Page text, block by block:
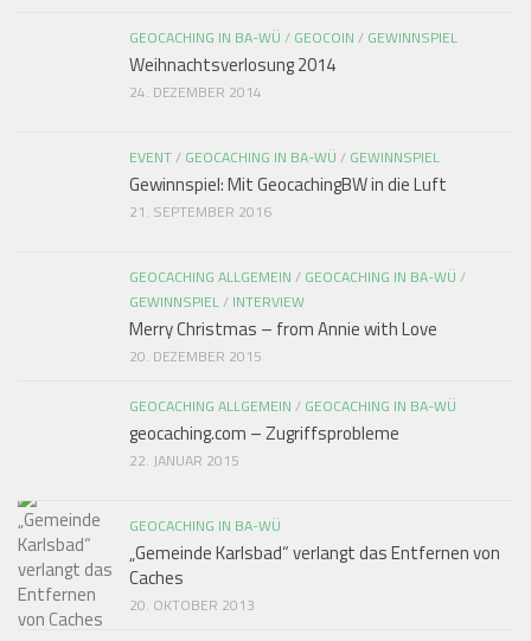
GEOCACHING IN BA-WÜ / GEOCOIN / GEWINNSPIEL
Weihnachtsverlosung 2014
24. DEZEMBER 2014
EVENT/ GEOCACHING IN BA-WÜ / GEWINNSPIEL
Gewinnspiel: Mit GeocachingBW in die Luft
21. SEPTEMBER 2016
GEOCACHING ALLGEMEIN / GEOCACHING IN BA-WÜ /
GEWINNSPIEL/ INTERVIEW
Merry Christmas – from Annie with Love
20. DEZEMBER 2015
GEOCACHING ALLGEMEIN / GEOCACHING IN BA-WÜ
geocaching.com – Zugriffsprobleme
22. JANUAR 2015
GEOCACHING IN BA-WÜ
„Gemeinde Karlsbad“ verlangt das Entfernen von
Caches
20. OKTOBER 2013